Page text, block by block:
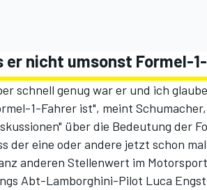
er nicht umsonst Formel-
schnell genug war er und ich
1-Fahrer ist", meint
über die Bedeutung der
der eine oder andere jetzt schon
anderen Stellenwert im
Abt-Lamborghini-Pilot Luca